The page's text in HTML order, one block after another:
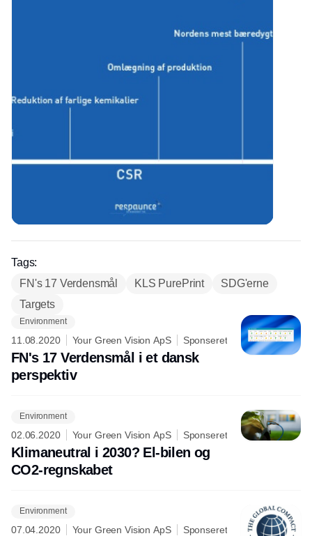
Tags:
FN's 17 Verdensmål
KLS PurePrint
SDG'erne
Targets
Environment
11.08.2020 Your Green Vision ApS Sponseret
FN's 17 Verdensmål i et dansk
perspektiv
Environment
02.06.2020 Your Green Vision ApS Sponseret
Klimaneutral i 2030? El-bilen og
CO2-regnskabet
Environment
07.04.2020 Your Green Vision ApS Sponseret